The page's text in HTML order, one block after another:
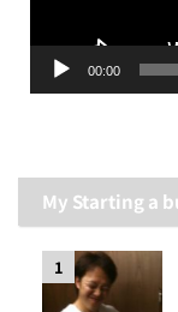
00:00
My Starting a
1